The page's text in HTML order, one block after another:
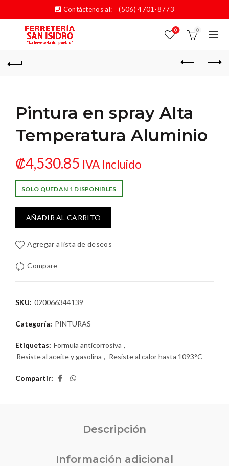
Contáctenos al: (506) 4701-8773
0 0
Pintura en spray Alta
Temperatura Aluminio
₡4,530.85 IVA Incluido
SOLO QUEDAN 1 DISPONIBLES
AÑADIR AL CARRITO
Agregar a lista de deseos
Compare
SKU: 020066344139
Categoría: PINTURAS
Etiquetas: Formula anticorrosiva ,
Resiste al aceite y gasolina , Resiste al calor hasta 1093°C
Compartir
Descripción
Información adicional